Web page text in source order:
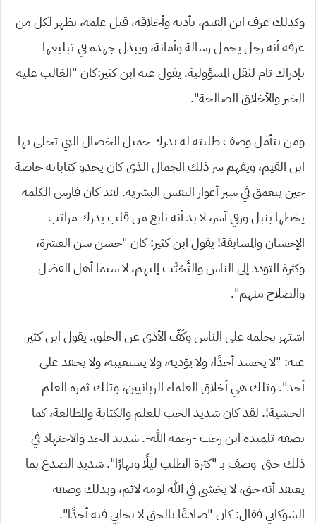
وكذلك عرف ابن القيم، بأدبه وأخلاقه، قبل علمه، يظهر لكل من
عرفه أنه رجل يحمل رسالة وأمانة، ويبذل جهده في تبليغها
بإدراك تام لثقل المسؤولية. يقول عنه ابن كثير:كان “الغالب عليه
الخير والأخلاق الصالحة”.
ومن يتأمل وصف طلبته له يدرك جميل الخصال التي تحلى بها
ابن القيم، ويفهم سر ذلك الجمال الذي كان يحدو كتاباته خاصة
حين يتعمق في سبر أغوار النفس البشرية. لقد كان فارس الكلمة
يخطها بنبل ورقي آسر، لا بد أنه نابع من قلب يدرك مراتب
الإحسان والمسابقة! يقول ابن كثير:كان “حسن سن العشرة،
وكثرة التودد إلى الناس والتَّحَبُّب إليهم، لا سيما أهل الفضل
والصلاح منهم”.
اشتهر بحلمه على الناس وكَفّ الأذى عن الخلق. يقول ابن كثير
عنه: “لا يحسد أحدًا، ولا يؤذيه، ولا يستعيبه، ولا يحقد على
أحد”. وتلك هي أخلاق العلماء الربانيين، وتلك ثمرة العلم
الخشية!. لقد كان شديد الحب للعلم والكتابة والمطالعة، كما
يصفه تلميذه ابن رجب -رحمه الله-. شديد الجد والاجتهاد في
ذلك حتى وصف بـ “كثرة الطلب ليلًا ونهارًا”. شديد الصدع بما
يعتقد أنه حق، لا يخشى في الله لومة لائم، وبذلك وصفه
الشوكاني فقال: كان “صادعًا بالحق لا يحابي فيه أحدًا”.